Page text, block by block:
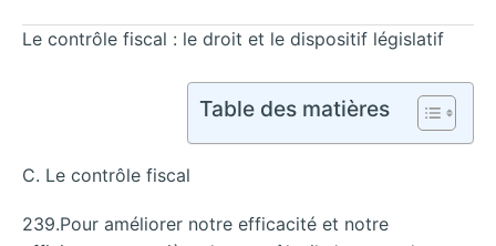
Le contrôle fiscal : le droit et le dispositif législatif
Table des matières
C. Le contrôle fiscal
239.Pour améliorer notre efficacité et notre